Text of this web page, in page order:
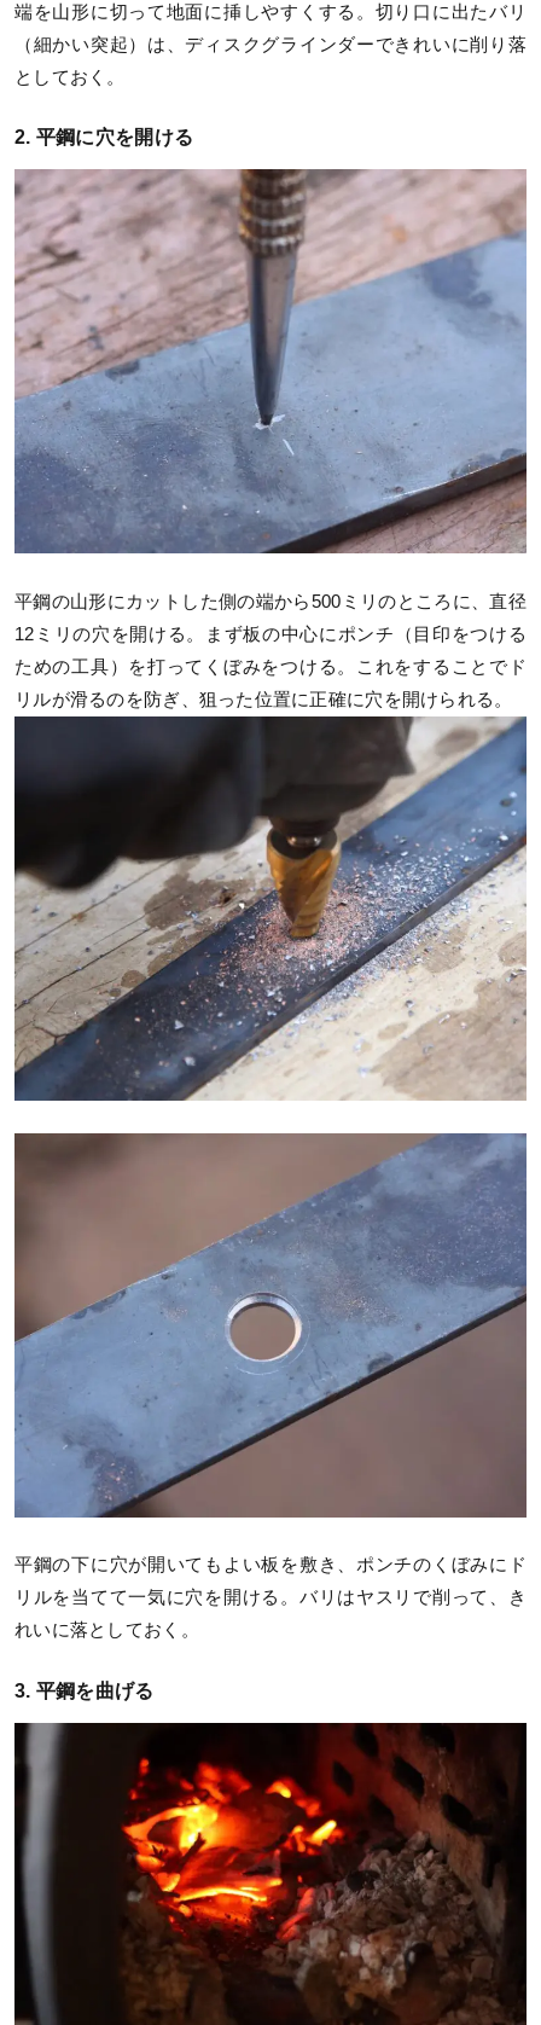
端を山形に切って地面に挿しやすくする。切り口に出たバリ
（細かい突起）は、ディスクグラインダーできれいに削り落
としておく。
2. 平鋼に穴を開ける
平鋼の山形にカットした側の端から500ミリのところに、直径
12ミリの穴を開ける。まず板の中心にポンチ（目印をつける
ための工具）を打ってくぼみをつける。これをすることでド
リルが滑るのを防ぎ、狙った位置に正確に穴を開けられる。
平鋼の下に穴が開いてもよい板を敷き、ポンチのくぼみにド
リルを当てて一気に穴を開ける。バリはヤスリで削って、き
れいに落としておく。
3. 平鋼を曲げる